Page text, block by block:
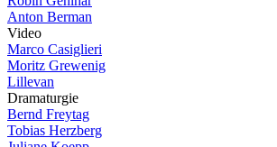
Anton Berman
Video
Marco Casiglieri
Moritz Grewenig
Lillevan
Dramaturgie
Bernd Freytag
Tobias Herzberg